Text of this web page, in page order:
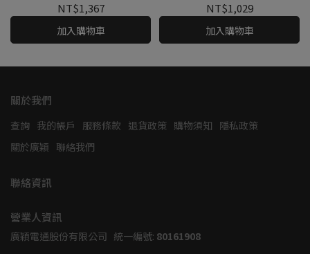
控設備專用 U3 V30 4K TF卡 小
卡
NT$1,367
加入購物車
NT$1,029
加入購物車
關於我們
查詢 我的帳戶 服務條款 退貨政策 購物須知 隱私政策
關於廣穎 聯絡我們
聯絡資訊
營業人資訊
廣穎電通股份有限公司   統一編號: 80161908